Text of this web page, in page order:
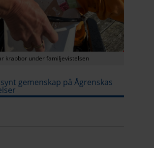
krabbor under familjevistelsen
gemenskap på Ågrenskas